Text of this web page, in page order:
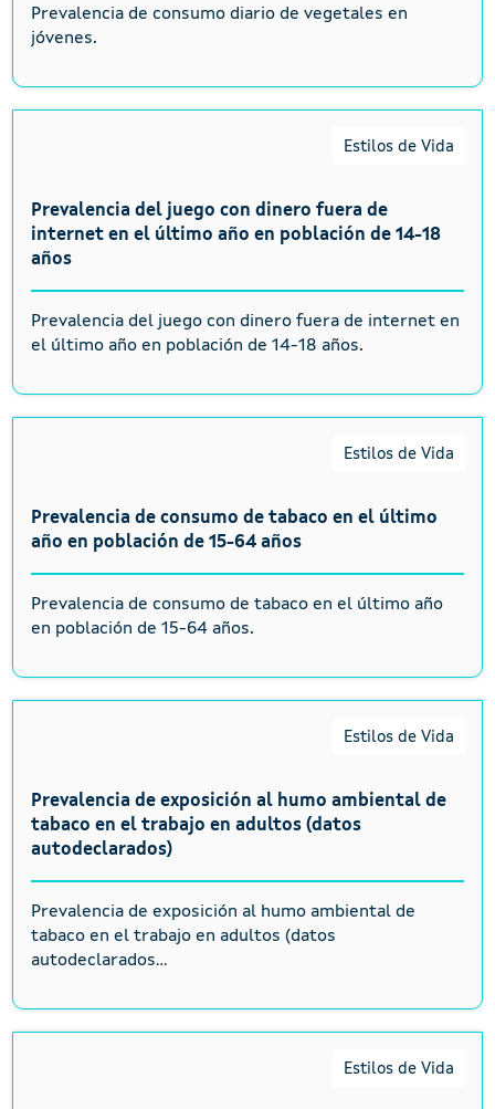
Prevalencia de consumo diario de vegetales en
jóvenes.
Estilos de Vida
Prevalencia del juego con dinero fuera de
internet en el último año en población de 14-18
años
Prevalencia del juego con dinero fuera de internet en
el último año en población de 14-18 años.
Estilos de Vida
Prevalencia de consumo de tabaco en el último
año en población de 15-64 años
Prevalencia de consumo de tabaco en el último año
en población de 15-64 años.
Estilos de Vida
Prevalencia de exposición al humo ambiental de
tabaco en el trabajo en adultos (datos
autodeclarados)
Prevalencia de exposición al humo ambiental de
tabaco en el trabajo en adultos (datos
autodeclarados...
Estilos de Vida